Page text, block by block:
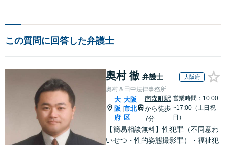
この質問に回答した弁護士
奥村 徹 弁護士 大阪府
奥村＆田中法律事務所
大
阪
府
大阪
市北
区
南森町駅
から徒歩
7分
営業時間：10:00
~17:00（土日祝
日）
【簡易相談無料】性犯罪（不同意わ
いせつ・性的姿態撮影罪）・福祉犯